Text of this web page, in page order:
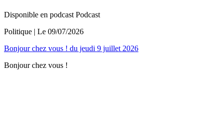
Disponible en podcast Podcast
Politique | Le 09/07/2026
Bonjour chez vous ! du jeudi 9 juillet 2026
Bonjour chez vous !